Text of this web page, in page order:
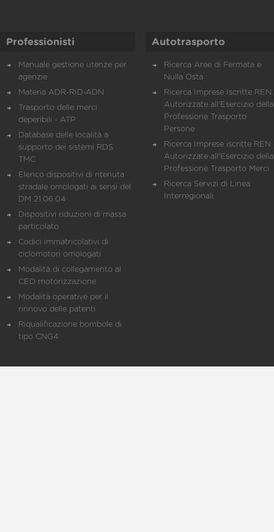
Professionisti
Manuale gestione utenze per
agenzie
Materia ADR-RID-ADN
Trasporto delle merci
deperibili - ATP
Database delle località a
supporto dei sistemi RDS
TMC
Elenco dispositivi di ritenuta
stradale omologati ai sensi del
DM 21.06.04
Dispositivi riduzioni di massa
particolato
Codici immatricolativi di
ciclomotori omologati
Modalità di collegamento al
CED motorizzazione
Modalità operative per il
rinnovo delle patenti
Riqualificazione bombole di
tipo CNG4
Autotrasporto
Ricerca Aree di Fermata e
Nulla Osta
Ricerca Imprese Iscritte REN
Autorizzate all'Esercizio della
Professione Trasporto
Persone
Ricerca Imprese iscritte REN
Autorizzate all'Esercizio della
Professione Trasporto Merci
Ricerca Servizi di Linea
Interregionali